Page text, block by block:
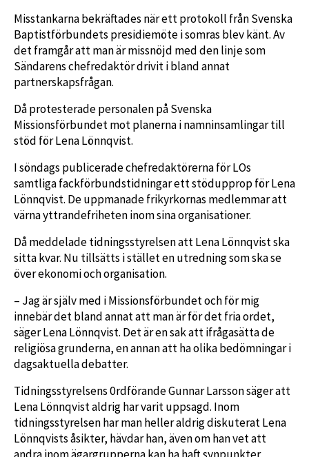
Misstankarna bekräftades när ett protokoll från Svenska
Baptistförbundets presidiemöte i somras blev känt. Av
det framgår att man är missnöjd med den linje som
Sändarens chefredaktör drivit i bland annat
partnerskapsfrågan.
Då protesterade personalen på Svenska
Missionsförbundet mot planerna i namninsamlingar till
stöd för Lena Lönnqvist.
I söndags publicerade chefredaktörerna för LOs
samtliga fackförbundstidningar ett stödupprop för Lena
Lönnqvist. De uppmanade frikyrkornas medlemmar att
värna yttrandefriheten inom sina organisationer.
Då meddelade tidningsstyrelsen att Lena Lönnqvist ska
sitta kvar. Nu tillsätts i stället en utredning som ska se
över ekonomi och organisation.
– Jag är själv med i Missionsförbundet och för mig
innebär det bland annat att man är för det fria ordet,
säger Lena Lönnqvist. Det är en sak att ifrågasätta de
religiösa grunderna, en annan att ha olika bedömningar i
dagsaktuella debatter.
Tidningsstyrelsens 0rdförande Gunnar Larsson säger att
Lena Lönnqvist aldrig har varit uppsagd. Inom
tidningsstyrelsen har man heller aldrig diskuterat Lena
Lönnqvists åsikter, hävdar han, även om han vet att